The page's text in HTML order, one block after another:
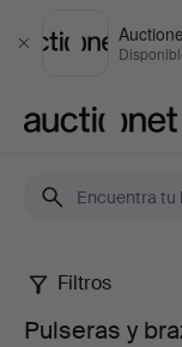
Cerrar
Pulseras
Filtros
Pulseras y